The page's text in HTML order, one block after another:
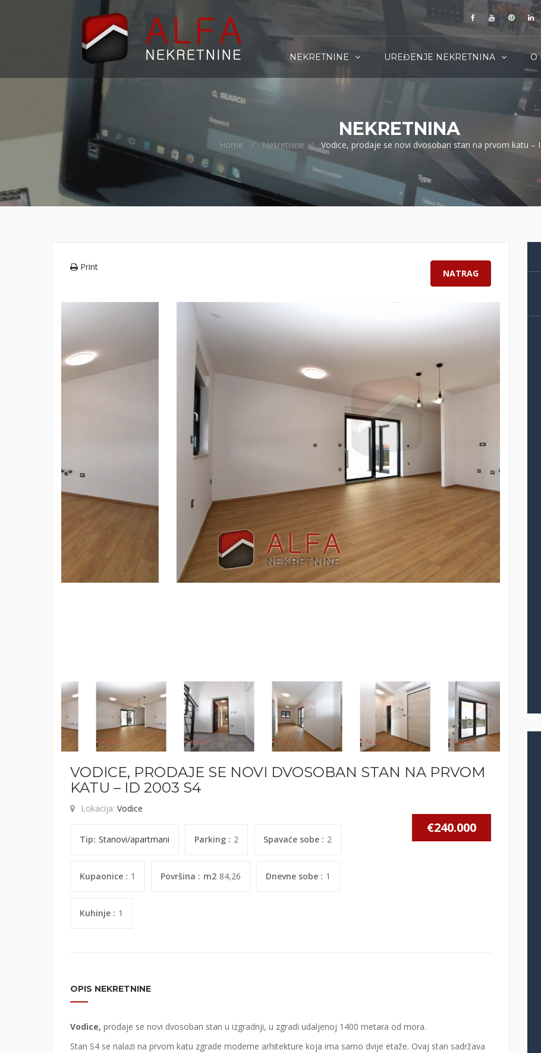
NEKRETNINE UREĐENJE NEKRETNINA O
NEKRETNINA
Home Nekretnine Vodice, prodaje se novi dvosoban stan na prvom katu –
NATRAG
Print
VODICE, PRODAJE SE NOVI DVOSOBAN STAN NA PRVOM
KATU – ID 2003 S4
Lokacija: Vodice
Tip: Stanovi/apartmani Parking : 2 Spavaće sobe : 2
Kupaonice : 1 Površina : 84,26
m2 Dnevne sobe : 1
Kuhinje : 1
€240.000
OPIS NEKRETNINE
Vodice, prodaje se novi dvosoban stan u izgradnji, u zgradi udaljenoj 1400 metara od mora.
Stan S4 se nalazi na prvom katu zgrade moderne arhitekture koja ima samo dvije etaže. Ovaj stan sadržava